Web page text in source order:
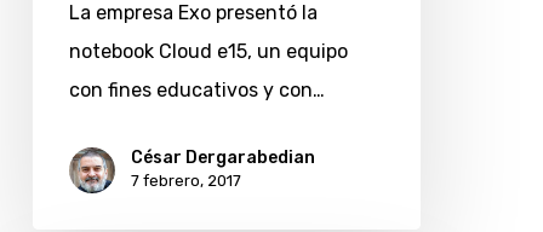
La empresa Exo presentó la
notebook Cloud e15, un equipo
con fines educativos y con…
César Dergarabedian
7 febrero, 2017